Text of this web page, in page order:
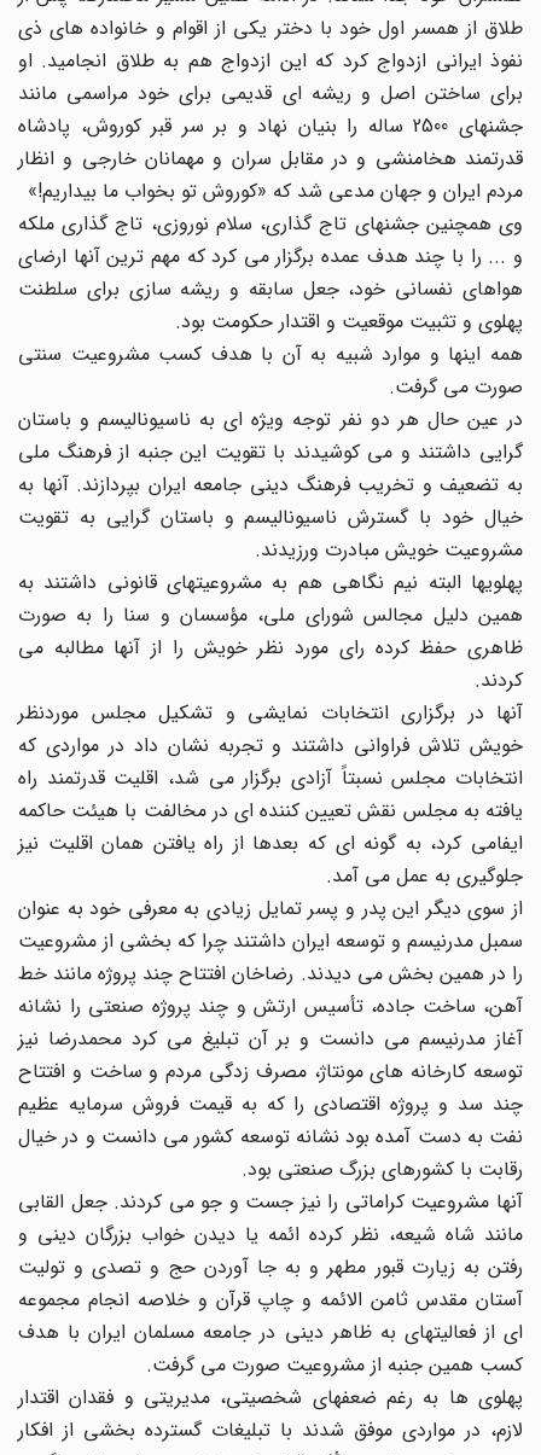
طلاق از همسر اول خود با دختر یکی از اقوام و خانواده های ذی
نفوذ ایرانی ازدواج کرد که این ازدواج هم به طلاق انجامید. او
برای ساختن اصل و ریشه ای قدیمی برای خود مراسمی مانند
جشنهای 2500 ساله را بنیان نهاد و بر سر قبر کوروش، پادشاه
قدرتمند هخامنشی و در مقابل سران و مهمانان خارجی و انظار
مردم ایران و جهان مدعی شد که «کوروش تو بخواب ما بیداریم!»
وی همچنین جشنهای تاج گذاری، سلام نوروزی، تاج گذاری ملکه
و ... را با چند هدف عمده برگزار می کرد که مهم ترین آنها ارضای
هواهای نفسانی خود، جعل سابقه و ریشه سازی برای سلطنت
پهلوی و تثبیت موقعیت و اقتدار حکومت بود.
همه اینها و موارد شبیه به آن با هدف کسب مشروعیت سنتی
صورت می گرفت.
در عین حال هر دو نفر توجه ویژه ای به ناسیونالیسم و باستان
گرایی داشتند و می کوشیدند با تقویت این جنبه از فرهنگ ملی
به تضعیف و تخریب فرهنگ دینی جامعه ایران بپردازند. آنها به
خیال خود با گسترش ناسیونالیسم و باستان گرایی به تقویت
مشروعیت خویش مبادرت ورزیدند.
پهلویها البته نیم نگاهی هم به مشروعیتهای قانونی داشتند به
همین دلیل مجالس شورای ملی، مؤسسان و سنا را به صورت
ظاهری حفظ کرده رای مورد نظر خویش را از آنها مطالبه می
کردند.
آنها در برگزاری انتخابات نمایشی و تشکیل مجلس موردنظر
خویش تلاش فراوانی داشتند و تجربه نشان داد در مواردی که
انتخابات مجلس نسبتاً آزادی برگزار می شد، اقلیت قدرتمند راه
یافته به مجلس نقش تعیین کننده ای در مخالفت با هیئت حاکمه
ایفامی کرد، به گونه ای که بعدها از راه یافتن همان اقلیت نیز
جلوگیری به عمل می آمد.
از سوی دیگر این پدر و پسر تمایل زیادی به معرفی خود به عنوان
سمبل مدرنیسم و توسعه ایران داشتند چرا که بخشی از مشروعیت
را در همین بخش می دیدند. رضاخان افتتاح چند پروژه مانند خط
آهن، ساخت جاده، تأسیس ارتش و چند پروژه صنعتی را نشانه
آغاز مدرنیسم می دانست و بر آن تبلیغ می کرد محمدرضا نیز
توسعه کارخانه های مونتاژ، مصرف زدگی مردم و ساخت و افتتاح
چند سد و پروژه اقتصادی را که به قیمت فروش سرمایه عظیم
نفت به دست آمده بود نشانه توسعه کشور می دانست و در خیال
رقابت با کشورهای بزرگ صنعتی بود.
آنها مشروعیت کراماتی را نیز جست و جو می کردند. جعل القابی
مانند شاه شیعه، نظر کرده ائمه یا دیدن خواب بزرگان دینی و
رفتن به زیارت قبور مطهر و به جا آوردن حج و تصدی و تولیت
آستان مقدس ثامن الائمه و چاپ قرآن و خلاصه انجام مجموعه
ای از فعالیتهای به ظاهر دینی در جامعه مسلمان ایران با هدف
کسب همین جنبه از مشروعیت صورت می گرفت.
پهلوی ها به رغم ضعفهای شخصیتی، مدیریتی و فقدان اقتدار
لازم، در مواردی موفق شدند با تبلیغات گسترده بخشی از افکار